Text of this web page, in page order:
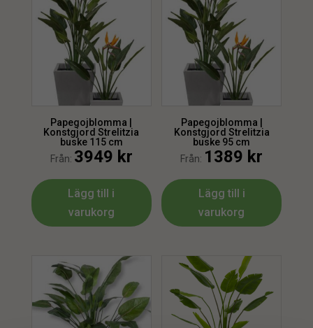
Papegojblomma |
Konstgjord Strelitzia
buske 115 cm
Från: 3949 kr
Lägg till i
varukorg
Papegojblomma |
Konstgjord Strelitzia
buske 95 cm
Från: 1389 kr
Lägg till i
varukorg